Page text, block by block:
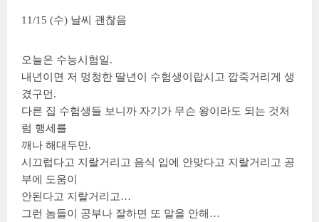
11/15 (수) 날씨 괜찮음
오늘은 수능시험일.
내년이면 저 멍청한 딸년이 수험생이랍시고 깝죽거리게 생
겼구먼.
다른 집 수험생들 보니까 자기가 무슨 왕이라도 되는 것처
럼 행세를
깨나 해대두만.
시끄럽다고 지랄거리고 음식 입에 안맞다고 지랄거리고 공
부에 도움이
안된다고 지랄거리고…
그런 놈들이 공부나 잘하면 또 말을 안해…